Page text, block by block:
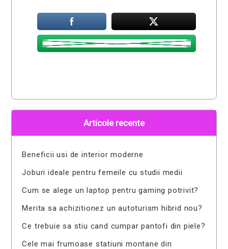
Articole recente
Beneficii usi de interior moderne
Joburi ideale pentru femeile cu studii medii
Cum se alege un laptop pentru gaming potrivit?
Merita sa achizitionez un autoturism hibrid nou?
Ce trebuie sa stiu cand cumpar pantofi din piele?
Cele mai frumoase statiuni montane din